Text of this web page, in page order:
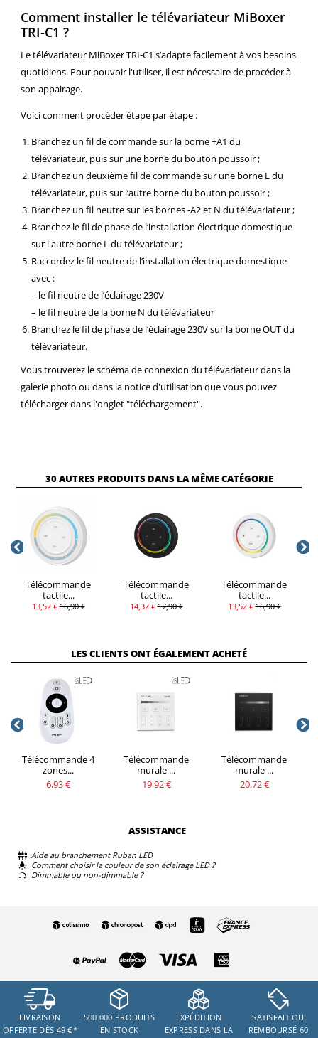
Comment installer le télévariateur MiBoxer
TRI-C1 ?
Le télévariateur MiBoxer TRI-C1 s’adapte facilement à vos besoins
quotidiens. Pour pouvoir l'utiliser, il est nécessaire de procéder à
son appairage.
Voici comment procéder étape par étape :
Branchez un fil de commande sur la borne +A1 du
télévariateur, puis sur une borne du bouton poussoir ;
Branchez un deuxième fil de commande sur une borne L du
télévariateur, puis sur l’autre borne du bouton poussoir ;
Branchez un fil neutre sur les bornes -A2 et N du télévariateur ;
Branchez le fil de phase de l’installation électrique domestique
sur l'autre borne L du télévariateur ;
Raccordez le fil neutre de l’installation électrique domestique
avec :
– le fil neutre de l’éclairage 230V
– le fil neutre de la borne N du télévariateur
Branchez le fil de phase de l’éclairage 230V sur la borne OUT du
télévariateur.
Vous trouverez le schéma de connexion du télévariateur dans la
galerie photo ou dans la notice d'utilisation que vous pouvez
télécharger dans l'onglet "téléchargement".
30 AUTRES PRODUITS DANS LA MÊME CATÉGORIE
Télécommande
tactile...
13,52 € 16,90 €
Télécommande
tactile...
14,32 € 17,90 €
Télécommande
tactile...
13,52 € 16,90 €
LES CLIENTS ONT ÉGALEMENT ACHETÉ
Télécommande 4
zones...
6,93 €
Télécommande
murale ...
19,92 €
Télécommande
murale ...
20,72 €
ASSISTANCE
Aide au branchement Ruban LED
Comment choisir la couleur de son éclairage LED ?
Dimmable ou non-dimmable ?
LIVRAISON
OFFERTE DÈS 49 € *
500 000 PRODUITS
EN STOCK
EXPÉDITION
EXPRESS DANS LA
SATISFAIT OU
REMBOURSÉ 60